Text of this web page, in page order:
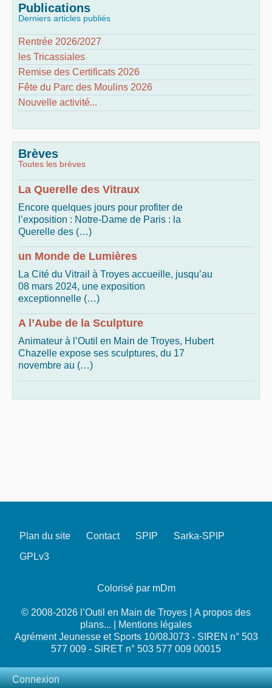
Publications
Derniers articles publiés
Rentrée 2026/2027
les Tricassiales
Remise des Certificats 2026
Fête du Parc des Moulins 2026
Nouvelle activité...
Brèves
Toutes les brèves
La Querelle des Vitraux
Encore quelques jours pour profiter de
l’exposition : Notre-Dame de Paris : la
Querelle des (…)
un Monde de Lumières
La Cité du Vitrail à Troyes accueille, jusqu’au
08 mars 2024, une exposition
exceptionnelle (…)
A l’Aube de la Sculpture
Animateur à l’Outil en Main de Troyes, Hubert
Chazelle expose ses sculptures, du 17
novembre au (…)
Plan du site Contact SPIP
Sarka-SPIP
GPLv3
Colorisé par mDm
© 2008-2026 l’Outil en Main de Troyes | A propos des
plans...
Mentions légales
Agrément Jeunesse et Sports 10/08J073 - SIREN n° 503
577 009 - SIRET n° 503 577 009 00015
Connexion